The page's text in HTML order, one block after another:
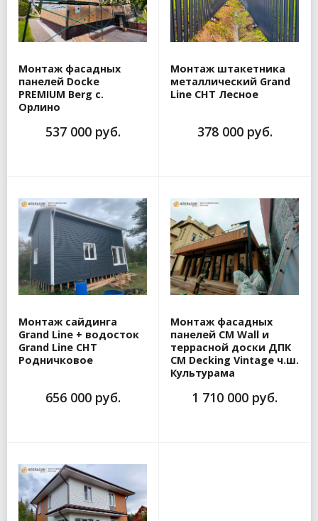
Монтаж фасадных
панелей Docke
PREMIUM Berg с.
Орлино
537 000 руб.
Монтаж штакетника
металлический Grand
Line СНТ Лесное
378 000 руб.
Монтаж сайдинга
Grand Line + водосток
Grand Line СНТ
Родничковое
656 000 руб.
Монтаж фасадных
панелей CM Wall и
террасной доски ДПК
CM Decking Vintage ч.ш.
Культурама
1 710 000 руб.